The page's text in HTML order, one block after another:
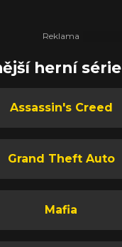
herní série
Assassin's Creed
Grand Theft Auto
Mafia